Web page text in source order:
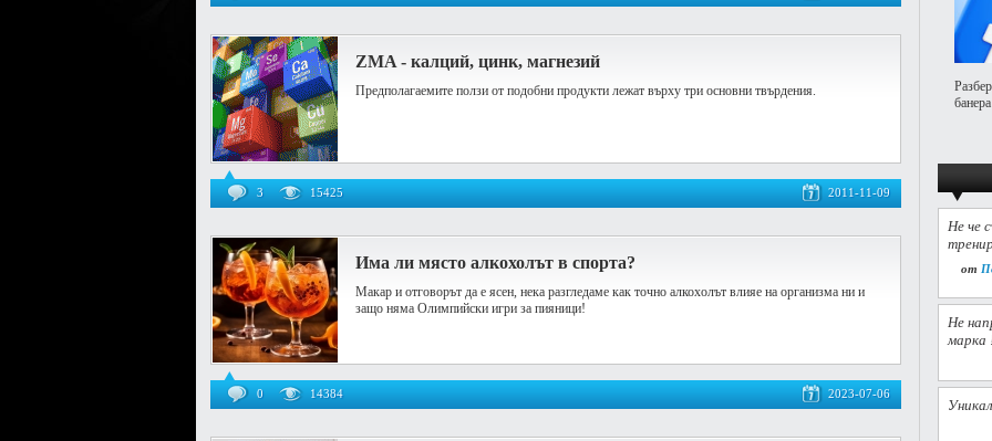
ZMA - калций, цинк, магнезий
Предполагаемите ползи от подобни продукти лежaт върху три основни твърдения.
3 15425 2011-11-09
Има ли място алкохолът в спорта?
Макар и отговорът да е ясен, нека разгледаме как точно алкохолът влияе на организма ни и
защо няма Олимпийски игри за пияници!
0 14384 2023-07-06
банера
Не че
от
Не
марка